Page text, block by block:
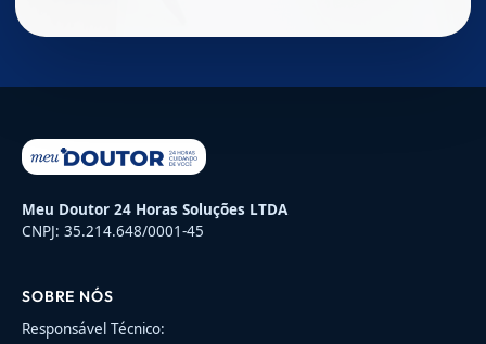
Meu Doutor 24 Horas Soluções LTDA
CNPJ: 35.214.648/0001-45
SOBRE NÓS
Responsável Técnico: